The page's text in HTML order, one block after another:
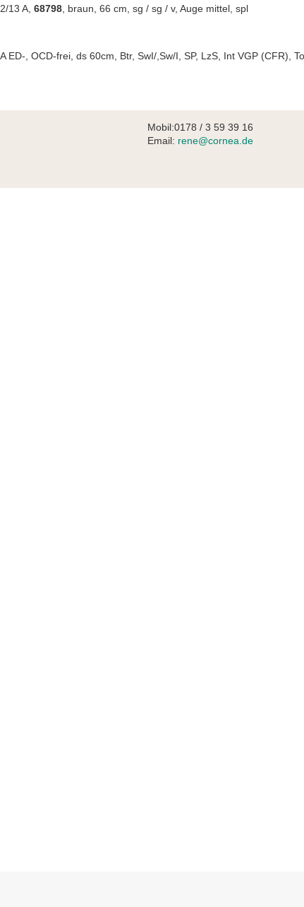
13 A, 68798 , braun, 66 cm, sg / sg / v, Auge mittel, spl
ED-, OCD-frei, ds 60cm, Btr, SwI/,Sw/I, SP, LzS, Int VGP (CFR),
Mobil:0178 / 3 59 39 16
Email: rene@cornea.de